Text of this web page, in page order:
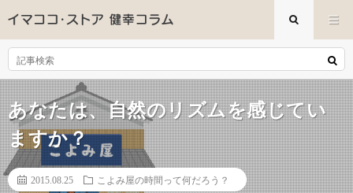
あなたは、自然のリズムを感じてい
ますか？
2015.08.25 こよみ屋の時間って何だろう？